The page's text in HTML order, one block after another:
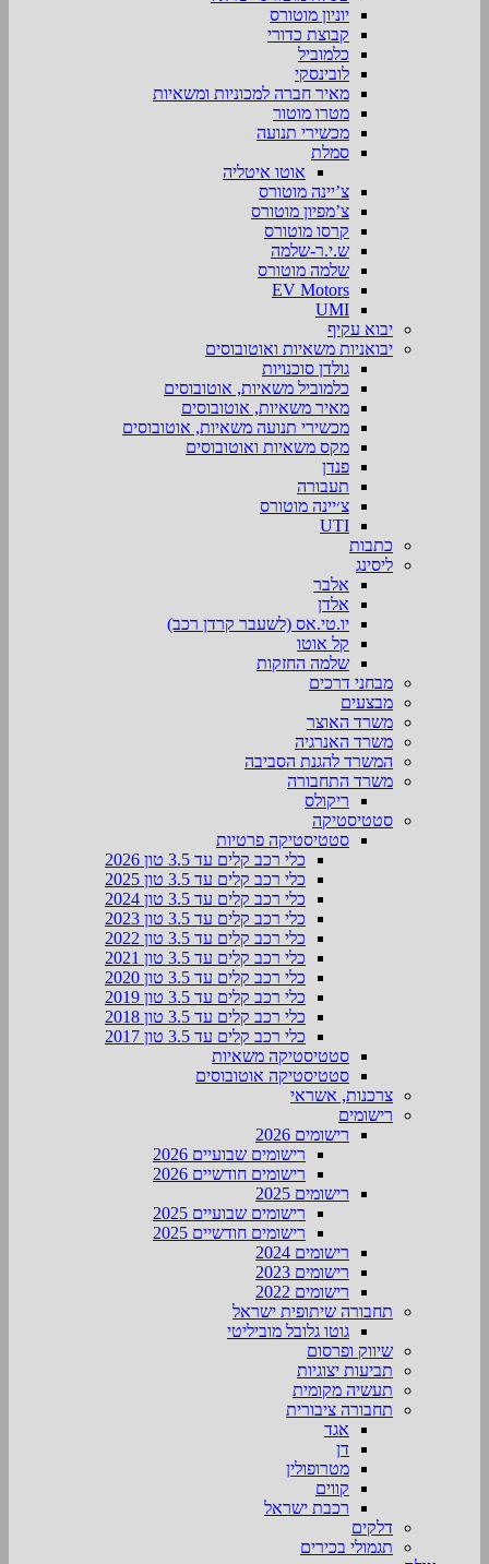
יוניון מוטורס
קבוצת כדורי
כלמוביל
לובינסקי
מאיר חברה למכוניות ומשאיות
מטרו מוטור
מכשירי תנועה
סמלת
אוטו איטליה
צ’יינה מוטורס
צ’מפיון מוטורס
קרסו מוטורס
ש.י.ר-שלמה
שלמה מוטורס
EV Motors
UMI
יבוא עקיף
יבואניות משאיות ואוטובוסים
גולדן סוכנויות
כלמוביל משאיות, אוטובוסים
מאיר משאיות, אוטובוסים
מכשירי תנועה משאיות, אוטובוסים
מקס משאיות ואוטובוסים
פנדן
תעבורה
צ׳יינה מוטורס
UTI
כתבות
ליסינג
אלבר
אלדן
יו.טי.אס (לשעבר קרדן רכב)
קל אוטו
שלמה החזקות
מבחני דרכים
מבצעים
משרד האוצר
משרד האנרגיה
המשרד להגנת הסביבה
משרד התחבורה
ריקולס
סטטיסטיקה
סטטיסטיקה פרטיות
כלי רכב קלים עד 3.5 טון 2026
כלי רכב קלים עד 3.5 טון 2025
כלי רכב קלים עד 3.5 טון 2024
כלי רכב קלים עד 3.5 טון 2023
כלי רכב קלים עד 3.5 טון 2022
כלי רכב קלים עד 3.5 טון 2021
כלי רכב קלים עד 3.5 טון 2020
כלי רכב קלים עד 3.5 טון 2019
כלי רכב קלים עד 3.5 טון 2018
כלי רכב קלים עד 3.5 טון 2017
סטטיסטיקה משאיות
סטטיסטיקה אוטובוסים
צרכנות, אשראי
רישומים
רישומים 2026
רישומים שבועיים 2026
רישומים חודשיים 2026
רישומים 2025
רישומים שבועיים 2025
רישומים חודשיים 2025
רישומים 2024
רישומים 2023
רישומים 2022
תחבורה שיתופית ישראל
גוטו גלובל מוביליטי
שיווק ופרסום
תביעות יצוגיות
תעשיה מקומית
תחבורה ציבורית
אגד
דן
מטרופולין
קווים
רכבת ישראל
דלקים
תגמולי בכירים